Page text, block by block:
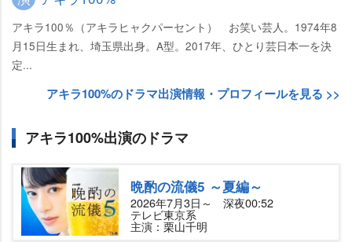
アキラ100％（アキラヒャクパーセント） お笑い芸人。1974年8
月15日生まれ、埼玉県出身。A型。2017年、ひとり芸日本一を決
定...
アキラ100%のドラマ出演情報・プロフィールを見る >>
アキラ100%出演のドラマ
晩酌の流儀5 ～夏編～
2026年7月3日～ 深夜00:52
テレビ東京系
主演：栗山千明